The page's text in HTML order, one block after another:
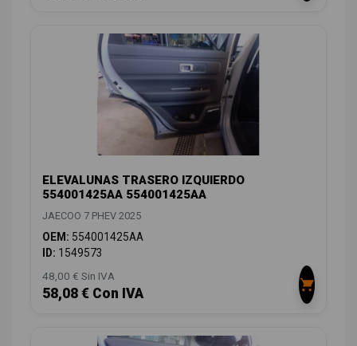
ELEVALUNAS TRASERO IZQUIERDO
554001425AA 554001425AA
JAECOO 7 PHEV 2025
OEM: 554001425AA
ID: 1549573
48,00 € Sin IVA
58,08 € Con IVA